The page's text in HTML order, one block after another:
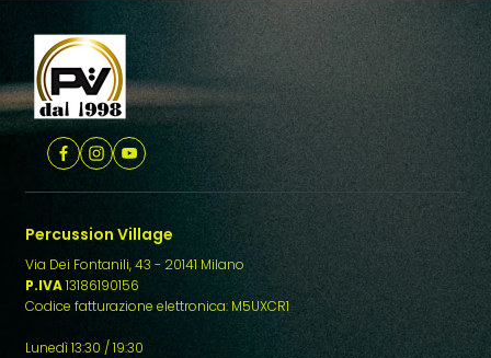
Percussion Village
Via Dei Fontanili, 43 - 20141 Milano
P.IVA13186190156
Codice fatturazione elettronica: M5UXCR1
Lunedì 13:30 / 19:30